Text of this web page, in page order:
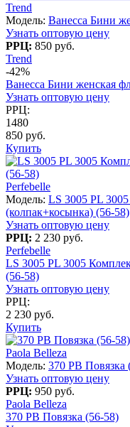
Trend
Модель: Ванесса Бини
Узнать оптовую цену
РРЦ: 850 руб.
Trend
-42%
Ванесса Бини женская
Узнать оптовую цену
РРЦ:
1480
850 руб.
Купить
Perfebelle
Модель: LS 3005 PL
(колпак+косынка) (56-58)
Узнать оптовую цену
РРЦ: 2 230 руб.
Perfebelle
LS 3005 PL 3005
(56-58)
Узнать оптовую цену
РРЦ:
2 230 руб.
Купить
Paola Belleza
Модель: 370 PB Повязка
Узнать оптовую цену
РРЦ: 950 руб.
Paola Belleza
370 PB Повязка (56-58)